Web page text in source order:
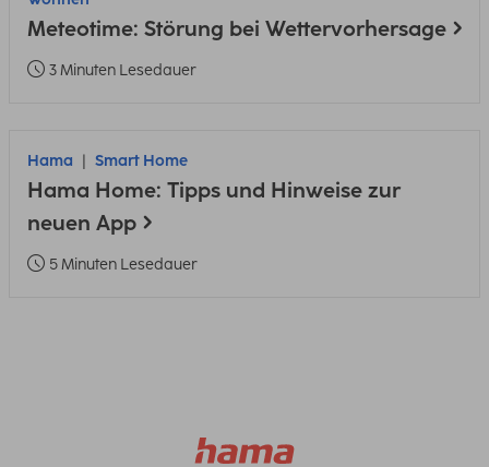
Meteotime: Störung bei Wettervorhersage
3 Minuten Lesedauer
Hama Smart Home
Hama Home: Tipps und Hinweise zur
neuen App
5 Minuten Lesedauer